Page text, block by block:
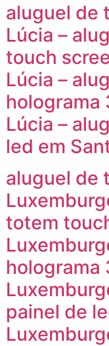
aluguel de
Lúcia –
touch
Lúcia –
holograma
Lúcia –
led em
aluguel de
totem
holograma
painel de